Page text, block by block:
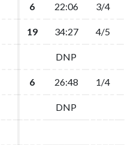
6 22:06 3/4
19 34:27 4/5
DNP
6 26:48 1/4
DNP
6 22:06 3/4
19 34:27 4/5
DNP
6 26:48 1/4
DNP